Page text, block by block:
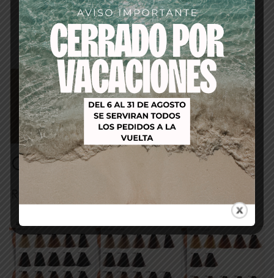
Descripción